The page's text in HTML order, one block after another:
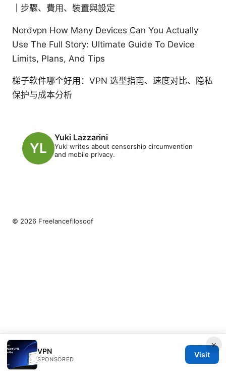
｜步驟、費用、裝置與設定
Nordvpn How Many Devices Can You Actually
Use The Full Story: Ultimate Guide To Device
Limits, Plans, And Tips
梯子软件哪个好用：VPN 选型指南、速度对比、隐私
保护与成本分析
Yuki Lazzarini
Yuki writes about censorship circumvention
and mobile privacy.
×
VPN
SPONSORED
Visit
© 2026 Freelancefilosoof